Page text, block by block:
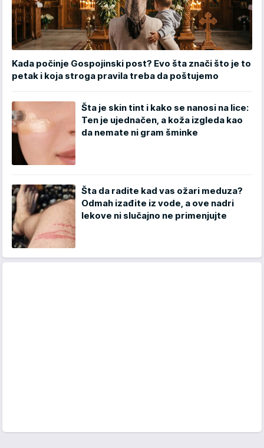
Kada počinje Gospojinski post? Evo šta znači što je to
petak i koja stroga pravila treba da poštujemo
Šta je skin tint i kako se nanosi na lice:
Ten je ujednačen, a koža izgleda kao
da nemate ni gram šminke
Šta da radite kad vas ožari meduza?
Odmah izađite iz vode, a ove nadri
lekove ni slučajno ne primenjujte